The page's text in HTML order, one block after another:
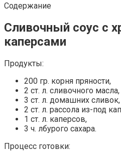
Содержание
Сливочный соус с
каперсами
Продукты:
200 гр. корня пряности,
2 ст. л. сливочного масла,
3 ст. л. домашних сливок,
2 ст. л. рассола из-под
1 ст. л. каперсов,
3 ч. лбурого сахара.
Процесс готовки: